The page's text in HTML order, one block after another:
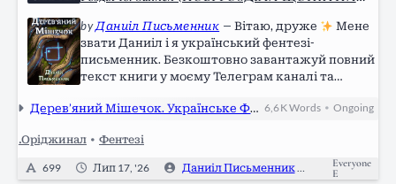
І)byДаниіл Письменник — Вітаю, друже
Мене
звати Даниіл і я український фентезі-
письменник. Безкоштовно завантажуй повний
текст книги у моєму Телеграм каналі та
новинками, слухай аудіокнигу та підтримуй:
https://linktr.ee/danyil_writer Donatello:…
Дерев’яний Мішечок. Українське Фентезі 6,6 KWords •Ongoing
.Оріджинал • Фентезі
699 Лип 17, '26 Даниіл Письменник
Everyone
E